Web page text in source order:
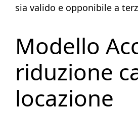
sia valido e opponibile a
Modello
riduzione
locazione